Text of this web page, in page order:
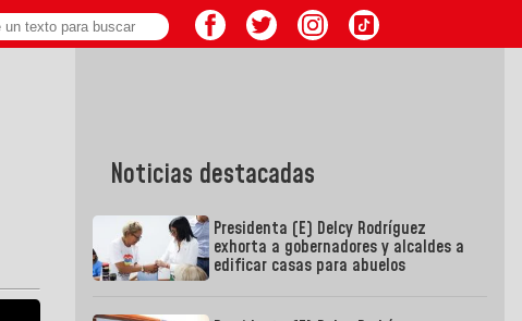
Noticias destacadas
Presidenta (E) Delcy Rodríguez
exhorta a gobernadores y alcaldes a
edificar casas para abuelos